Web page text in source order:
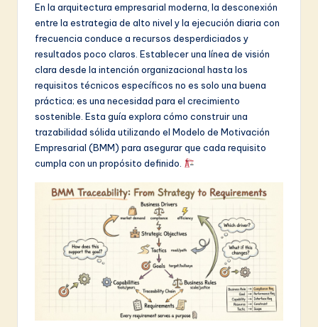
in
A
w
En la arquitectura empresarial moderna, la desconexión
entre la estrategia de alto nivel y la ejecución diaria con
frecuencia conduce a recursos desperdiciados y
resultados poco claros. Establecer una línea de visión
clara desde la intención organizacional hasta los
requisitos técnicos específicos no es solo una buena
práctica; es una necesidad para el crecimiento
sostenible. Esta guía explora cómo construir una
trazabilidad sólida utilizando el Modelo de Motivación
Empresarial (BMM) para asegurar que cada requisito
cumpla con un propósito definido.